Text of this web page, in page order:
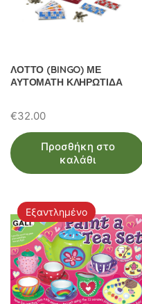
ΛΟΤΤΟ (BINGO) ΜΕ
ΑΥΤΟΜΑΤΗ ΚΛΗΡΩΤΙΔΑ
€32.00
Προσθήκη στο
καλάθι
Εξαντλημένο